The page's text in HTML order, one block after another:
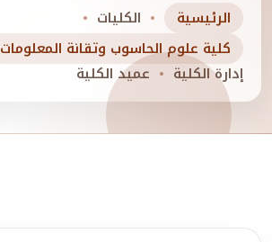
الرئيسية
الكليات
كلية علوم الحاسوب وتقانة المعلومات
إدارة الكلية
عميد الكلية